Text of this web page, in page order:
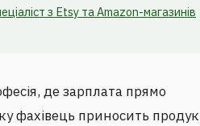
з Etsy та Amazon-магазинів
де зарплата прямо
фахівець приносить